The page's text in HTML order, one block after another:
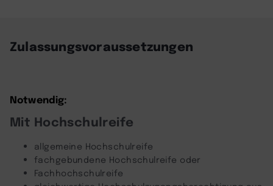
Zulassungsvoraussetzungen
Notwendig:
Mit Hochschulreife
allgemeine Hochschulreife
fachgebundene Hochschulreife oder
Fachhochschulreife